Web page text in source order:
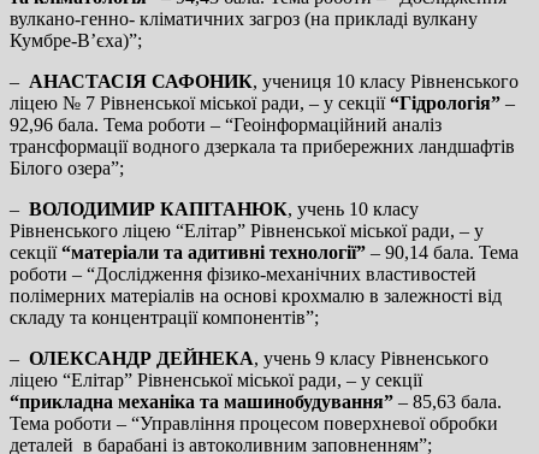
вулкано-генно- кліматичних загроз (на прикладі вулкану
Кумбре-В’єха)”;
– АНАСТАСІЯ САФОНИК, учениця 10 класу Рівненського
ліцею № 7 Рівненської міської ради, – у секції“Гідрологія” –
92,96 бала. Тема роботи – “Геоінформаційний аналіз
трансформації водного дзеркала та прибережних ландшафтів
Білого озера”;
– ВОЛОДИМИР КАПІТАНЮК, учень 10 класу
Рівненського ліцею “Елітар” Рівненської міської ради, – у
секції“матеріали та адитивні технології” – 90,14 бала. Тема
роботи – “Дослідження фізико-механічних властивостей
полімерних матеріалів на основі крохмалю в залежності від
складу та концентрації компонентів”;
– ОЛЕКСАНДР ДЕЙНЕКА, учень 9 класу Рівненського
ліцею “Елітар” Рівненської міської ради, – у секції
“прикладна механіка та машинобудування” – 85,63 бала.
Тема роботи – “Управління процесом поверхневої обробки
деталей в барабані із автоколивним заповненням”;